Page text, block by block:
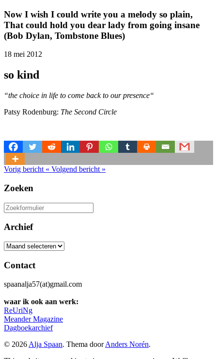
Now I wish I could write you a melody so plain,
That could hold you dear lady from going insane
(Bob Dylan, Tombstone Blues)
18 mei 2012
so kind
“the choice in life to come back to our presence“
Patsy Rodenburg: The Second Circle
Vorig bericht « Volgend bericht »
Zoeken
Zoeken
naar:
Archief
Archief
Contact
spaanalja57(at)gmail.com
waar ik ook aan werk:
ReUriNg
Meander Magazine
Dagboekarchief
© 2026 Alja Spaan. Thema doorAnders Norén.